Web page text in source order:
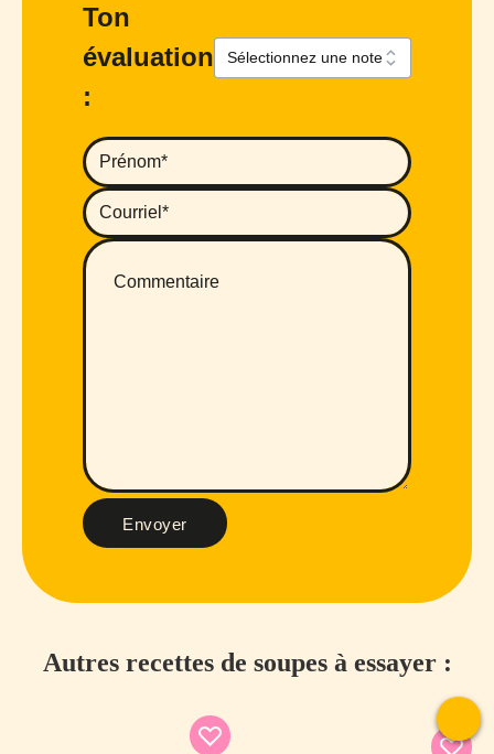
Ton
évaluation
:
Envoyer
Autres recettes de soupes à essayer :